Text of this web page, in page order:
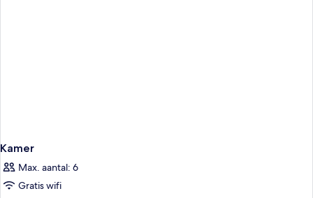
Kamer
Max. aantal: 6
Gratis wifi